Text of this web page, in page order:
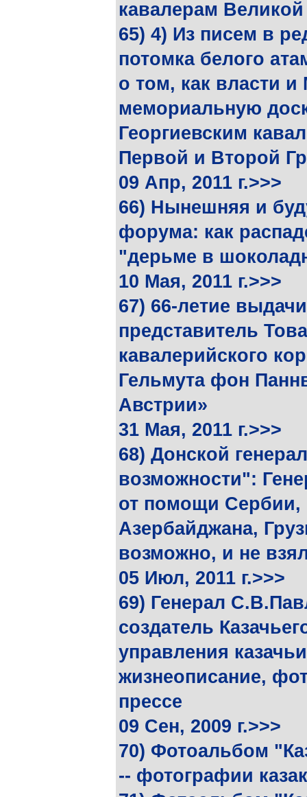
кавалерам
65) 4) Из писем в
потомка белого
о том, как власти
мемориальную
Георгиевским
Первой и Второй
09 Апр, 2011 г.>>>
66) Нынешняя и
форума: как
"дерьме в
10 Мая, 2011 г.>>>
67) 66-летие
представитель
кавалерийского
Гельмута фон
Австрии»
31 Мая, 2011 г.>>>
68) Донской
возможности":
от помощи
Азербайджана,
возможно, и не
05 Июл, 2011 г.>>>
69) Генерал
создатель
управления
жизнеописание,
прессе
09 Сен, 2009 г.>>>
70) Фотоальбом
-- фотографии